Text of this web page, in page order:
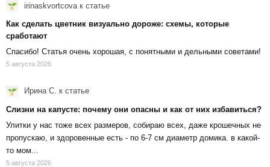
irinaskvortcova к статье
Как сделать цветник визуально дороже: схемы, которые
сработают
Спасибо! Статья очень хорошая, с понятными и дельными советами!
5 августа 2026
Ирина С. к статье
Слизни на капусте: почему они опасны и как от них избавиться?
Улитки у нас тоже всех размеров, собираю всех, даже крошечных не
пропускаю, и здоровенные есть - по 6-7 см диаметр домика. в какой-
то мом...
5 августа 2026